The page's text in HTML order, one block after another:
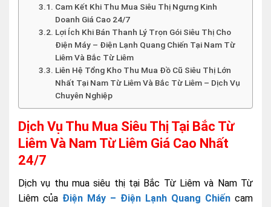
Cam Kết Khi Thu Mua Siêu Thị Ngưng Kinh
Doanh Giá Cao 24/7
Lợi Ích Khi Bán Thanh Lý Trọn Gói Siêu Thị Cho
Điện Máy – Điện Lạnh Quang Chiến Tại Nam Từ
Liêm Và Bắc Từ Liêm
Liên Hệ Tổng Kho Thu Mua Đồ Cũ Siêu Thị Lớn
Nhất Tại Nam Từ Liêm Và Bắc Từ Liêm – Dịch Vụ
Chuyên Nghiệp
Dịch Vụ Thu Mua Siêu Thị Tại Bắc Từ
Liêm Và Nam Từ Liêm Giá Cao Nhất
24/7
Dịch vụ thu mua siêu thị tại Bắc Từ Liêm và Nam Từ
Liêm của Điện Máy – Điện Lạnh Quang Chiến cam